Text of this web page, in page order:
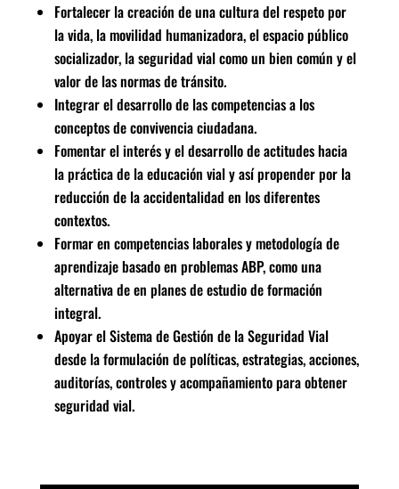
Fortalecer la creación de una cultura del respeto por
la vida, la movilidad humanizadora, el espacio público
socializador, la seguridad vial como un bien común y el
valor de las normas de tránsito.
Integrar el desarrollo de las competencias a los
conceptos de convivencia ciudadana.
Fomentar el interés y el desarrollo de actitudes hacia
la práctica de la educación vial y así propender por la
reducción de la accidentalidad en los diferentes
contextos.
Formar en competencias laborales y metodología de
aprendizaje basado en problemas ABP, como una
alternativa de en planes de estudio de formación
integral.
Apoyar el Sistema de Gestión de la Seguridad Vial
desde la formulación de políticas, estrategias, acciones,
auditorías, controles y acompañamiento para obtener
seguridad vial.